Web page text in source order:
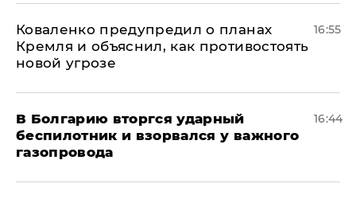
Коваленко предупредил о планах
Кремля и объяснил, как противостоять
новой угрозе
16:55
В Болгарию вторгся ударный
беспилотник и взорвался у важного
газопровода
16:44